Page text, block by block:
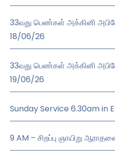
33வது பெண்கள் அக்கினி
18/06/26
33வது பெண்கள் அக்கினி
19/06/26
Sunday Service 6.30am in
9 AM – சிறப்பு ஞாயிறு